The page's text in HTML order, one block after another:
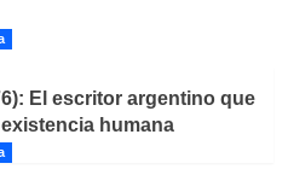
El escritor argentino que
humana